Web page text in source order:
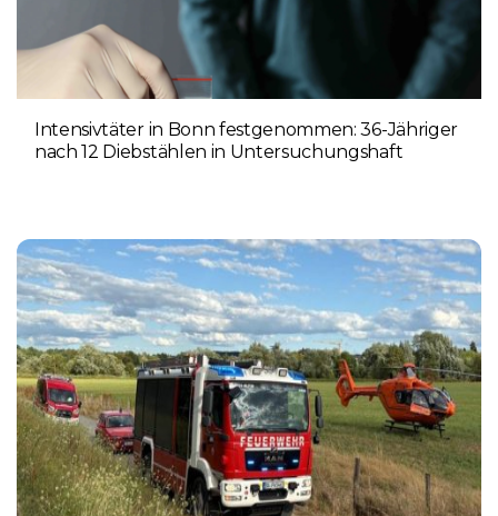
Intensivtäter in Bonn festgenommen: 36-Jähriger
nach 12 Diebstählen in Untersuchungshaft